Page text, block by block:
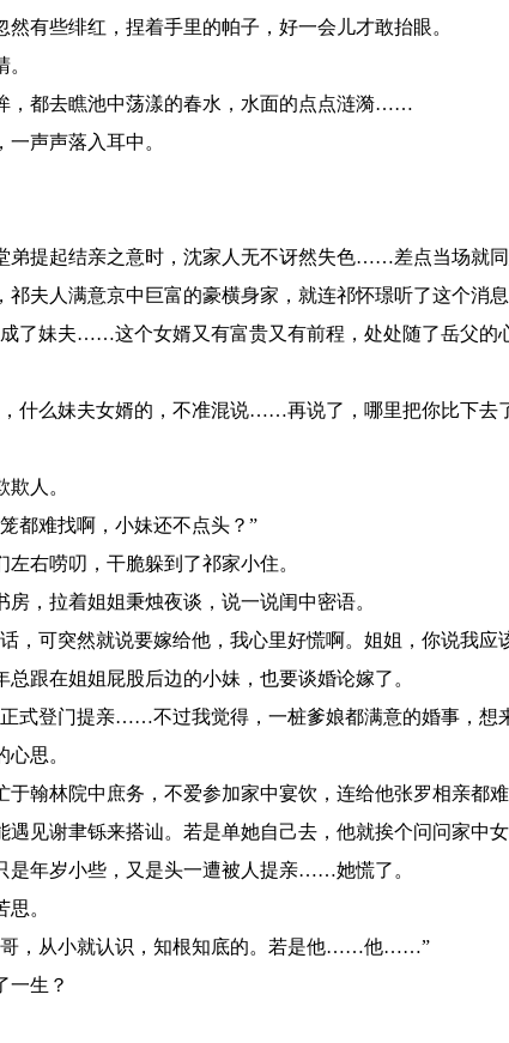
有些绯红，捏着手里的帕子，好一会儿才敢抬眼。
，都去瞧池中荡漾的春水，水面的点点涟漪……
声声落入耳中。
提起结亲之意时，沈家人无不讶然失色……差点当场就同
夫人满意京中巨富的豪横身家，就连祁怀璟听了这个消息
了妹夫……这个女婿又有富贵又有前程，处处随了岳父的
什么妹夫女婿的，不准混说……再说了，哪里把你比下去
人。
都难找啊，小妹还不点头？”
右唠叨，干脆躲到了祁家小住。
，拉着姐姐秉烛夜谈，说一说闺中密语。
可突然就说要嫁给他，我心里好慌啊。姐姐，你说我应
跟在姐姐屁股后边的小妹，也要谈婚论嫁了。
式登门提亲……不过我觉得，一桩爹娘都满意的婚事，想
思。
翰林院中庶务，不爱参加家中宴饮，连给他张罗相亲都难
见谢聿铄来搭讪。若是单她自己去，他就挨个问问家中
年岁小些，又是头一遭被人提亲……她慌了。
。
，从小就认识，知根知底的。若是他……他……”
一生？